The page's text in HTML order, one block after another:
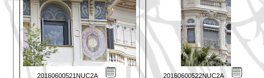
20160600521NUC2A 20160600522NUC2A